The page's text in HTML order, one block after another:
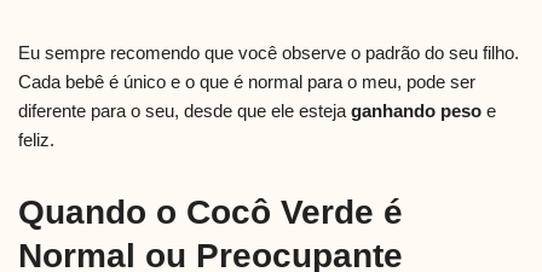
Eu sempre recomendo que você observe o padrão do seu filho.
Cada bebê é único e o que é normal para o meu, pode ser
diferente para o seu, desde que ele esteja ganhando peso e
feliz.
Quando o Cocô Verde é
Normal ou Preocupante